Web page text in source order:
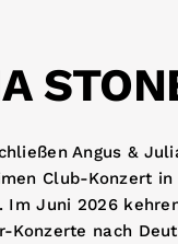
Angus &
Club-Konzert
Juni 2026
nach